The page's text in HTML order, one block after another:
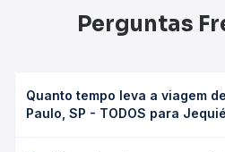
Perguntas
Quanto tempo leva a viagem
Paulo, SP - TODOS para